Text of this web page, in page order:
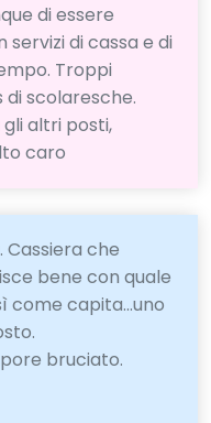
di essere
di cassa e di
Troppi
scolaresche.
altri posti,
caro
che
bene con quale
come capita...uno
bruciato.